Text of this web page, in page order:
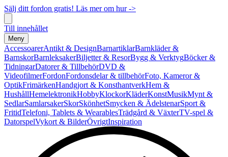
Sälj ditt fordon gratis! Läs mer om hur ->
Till innehållet
Meny
AccessoarerAntikt & DesignBarnartiklarBarnkläder &
BarnskorBarnleksakerBiljetter & ResorBygg & VerktygBöcker &
TidningarDatorer & TillbehörDVD &
VideofilmerFordonFordonsdelar & tillbehörFoto, Kameror &
OptikFrimärkenHandgjort & KonsthantverkHem &
HushållHemelektronikHobbyKlockorKläderKonstMusikMynt &
SedlarSamlarsakerSkorSkönhetSmycken & ÄdelstenarSport &
FritidTelefoni, Tablets & WearablesTrädgård & VäxterTV-spel &
DatorspelVykort & BilderÖvrigtInspiration